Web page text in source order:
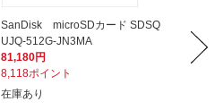
SanDisk microSDカード SDSQ
UJQ-512G-JN3MA
81,180円
8,118ポイント
在庫あり
1TB